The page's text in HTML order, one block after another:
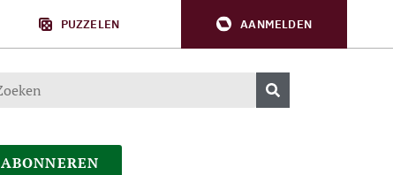
PUZZELEN AANMELDEN
ABONNEREN